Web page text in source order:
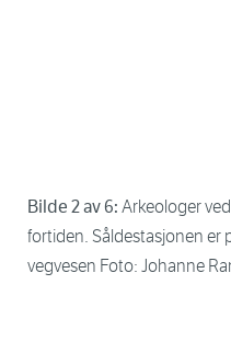
Bilde 2 av 6: Arkeologer
fortiden. Såldestasjonen er
vegvesen Foto: Johanne